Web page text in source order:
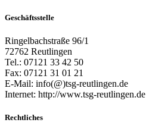
Geschäftsstelle
Ringelbachstraße 96/1
72762 Reutlingen
Tel.: 07121 33 42 50
Fax: 07121 31 01 21
E-Mail: info(@)tsg-reutlingen.de
Internet: http://www.tsg-reutlingen.de
Rechtliches